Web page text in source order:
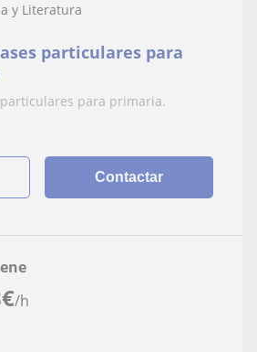
y Literatura
particulares para
para primaria.
Contactar
€/h